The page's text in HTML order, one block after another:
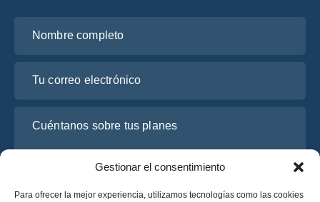
Gestionar el consentimiento
Para ofrecer la mejor experiencia, utilizamos tecnologías como las cookies